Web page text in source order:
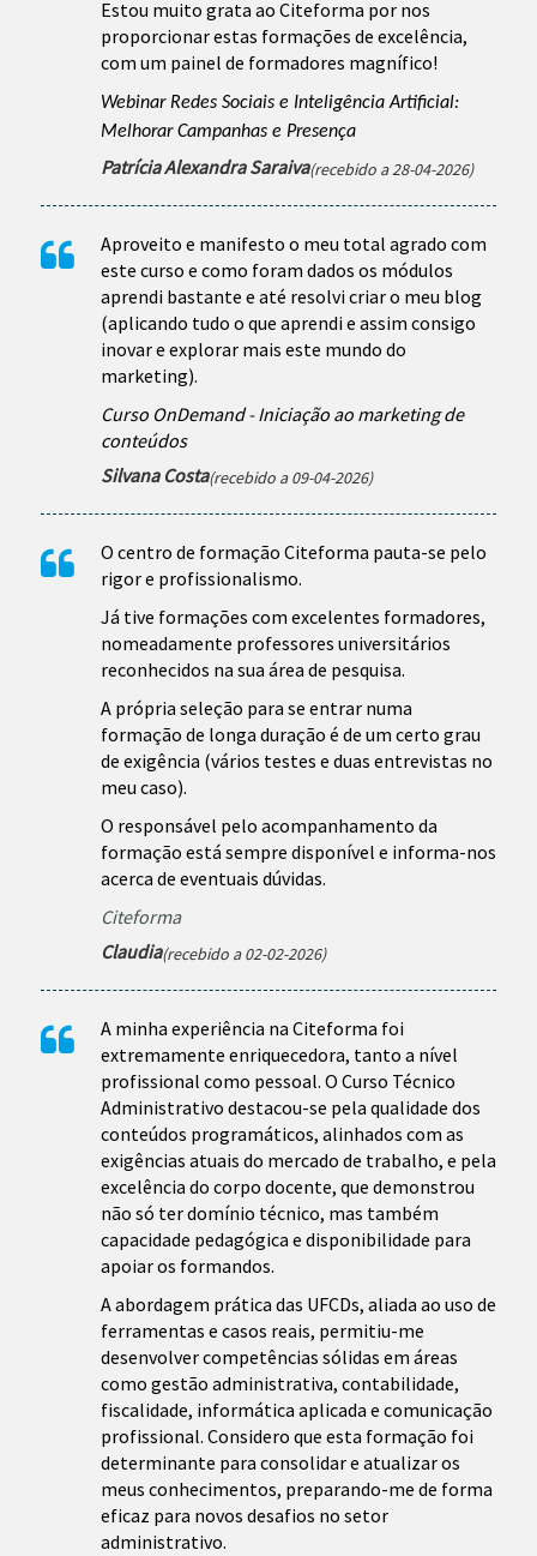
Estou muito grata ao Citeforma por nos
proporcionar estas formações de excelência,
com um painel de formadores magnífico!
Webinar Redes Sociais e Inteligência Artificial:
Melhorar Campanhas e Presença
Patrícia Alexandra Saraiva(recebido a 28-04-2026)
Aproveito e manifesto o meu total agrado com
este curso e como foram dados os módulos
aprendi bastante e até resolvi criar o meu blog
(aplicando tudo o que aprendi e assim consigo
inovar e explorar mais este mundo do
marketing).
Curso OnDemand - Iniciação ao marketing de
conteúdos
Silvana Costa(recebido a 09-04-2026)
O centro de formação Citeforma pauta-se pelo
rigor e profissionalismo.
Já tive formações com excelentes formadores,
nomeadamente professores universitários
reconhecidos na sua área de pesquisa.
A própria seleção para se entrar numa
formação de longa duração é de um certo grau
de exigência (vários testes e duas entrevistas no
meu caso).
O responsável pelo acompanhamento da
formação está sempre disponível e informa-nos
acerca de eventuais dúvidas.
Citeforma
Claudia(recebido a 02-02-2026)
A minha experiência na Citeforma foi
extremamente enriquecedora, tanto a nível
profissional como pessoal. O Curso Técnico
Administrativo destacou-se pela qualidade dos
conteúdos programáticos, alinhados com as
exigências atuais do mercado de trabalho, e pela
excelência do corpo docente, que demonstrou
não só ter domínio técnico, mas também
capacidade pedagógica e disponibilidade para
apoiar os formandos.
A abordagem prática das UFCDs, aliada ao uso de
ferramentas e casos reais, permitiu-me
desenvolver competências sólidas em áreas
como gestão administrativa, contabilidade,
fiscalidade, informática aplicada e comunicação
profissional. Considero que esta formação foi
determinante para consolidar e atualizar os
meus conhecimentos, preparando-me de forma
eficaz para novos desafios no setor
administrativo.